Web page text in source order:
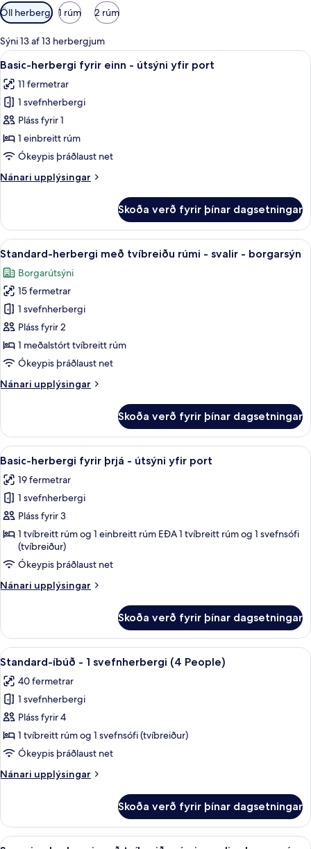
Síur
í
boði
fyrir
herbergi
Öll herbergi 1 rúm 2 rúm
Sýni 13 af 13 herbergjum
Skoða
allar
myndir
fyrir
Basic-
herbergi
fyrir
-
port
Basic-herbergi fyrir einn - útsýni
5
Basic-herbergi fyrir einn - útsýni yfir port
11 fermetrar
1 svefnherbergi
Pláss fyrir 1
1 einbreitt rúm
Ókeypis þráðlaust net
Nánari upplýsingar
Nánari
herbergi
fyrir
einn
útsýni
yfir
port
Skoða verð fyrir þínar dagsetningar
Skoða
allar
myndir
fyrir
Standard-
herbergi
með
tvíbreiðu
-
borgarsýn
Standard-herbergi með tvíbreiðu
7
Standard-herbergi með tvíbreiðu rúmi - svalir - borgarsýn
Borgarútsýni
15 fermetrar
1 svefnherbergi
Pláss fyrir 2
1 meðalstórt tvíbreitt rúm
Ókeypis þráðlaust net
Nánari upplýsingar
Nánari
herbergi
með
tvíbreiðu
svalir
borgarsýn
Skoða verð fyrir þínar dagsetningar
Skoða
allar
myndir
fyrir
Basic-
herbergi
fyrir
þrjá
-
port
Basic-herbergi fyrir þrjá - útsýni yfir
6
Basic-herbergi fyrir þrjá - útsýni yfir port
19 fermetrar
1 svefnherbergi
Pláss fyrir 3
1 tvíbreitt rúm og 1 einbreitt rúm EÐA 1 tvíbreitt rúm og 1 svefnsófi
(tvíbreiður)
Ókeypis þráðlaust net
Nánari upplýsingar
Nánari
herbergi
fyrir
þrjá
útsýni
yfir
port
Skoða verð fyrir þínar dagsetningar
Skoða
allar
myndir
fyrir
Standard-
íbúð
-
svefnherbergi
Standard-íbúð - 1 svefnherbergi (4
17
Standard-íbúð - 1 svefnherbergi (4 People)
40 fermetrar
1 svefnherbergi
Pláss fyrir 4
1 tvíbreitt rúm og 1 svefnsófi (tvíbreiður)
Ókeypis þráðlaust net
Nánari upplýsingar
Nánari
íbúð
Skoða verð fyrir þínar dagsetningar
Skoða
Superior-herbergi með tvíbreiðu